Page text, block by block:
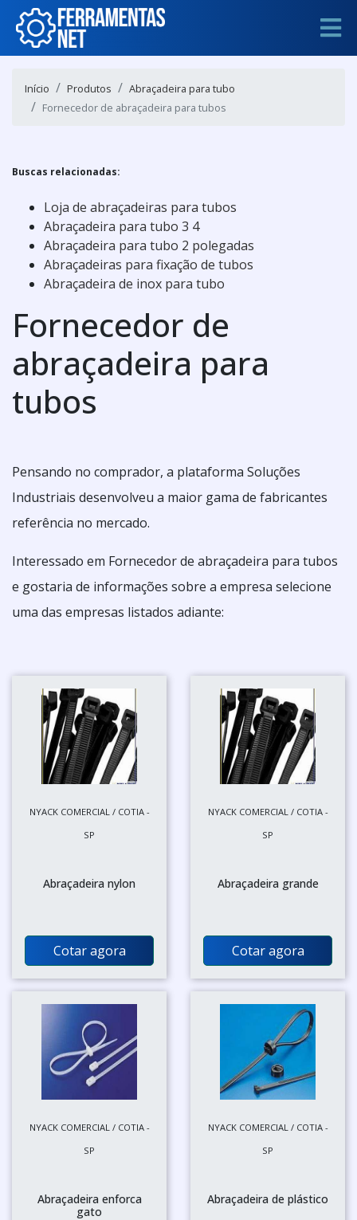
Início Produtos
Abraçadeira para tubo
Fornecedor de abraçadeira para tubos
Buscas relacionadas:
Loja de abraçadeiras para tubos
Abraçadeira para tubo 3 4
Abraçadeira para tubo 2 polegadas
Abraçadeiras para fixação de tubos
Abraçadeira de inox para tubo
Fornecedor de
abraçadeira para
tubos
Pensando no comprador, a plataforma Soluções
Industriais desenvolveu a maior gama de fabricantes
referência no mercado.
Interessado em Fornecedor de abraçadeira para tubos
e gostaria de informações sobre a empresa selecione
uma das empresas listados adiante:
NYACK COMERCIAL / COTIA -
SP
Abraçadeira nylon
Cotar agora
NYACK COMERCIAL / COTIA -
SP
Abraçadeira grande
Cotar agora
NYACK COMERCIAL / COTIA -
SP
Abraçadeira enforca
gato
NYACK COMERCIAL / COTIA -
SP
Abraçadeira de plástico